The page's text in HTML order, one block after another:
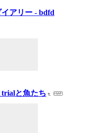
アリー - bdfd
trialと魚たち